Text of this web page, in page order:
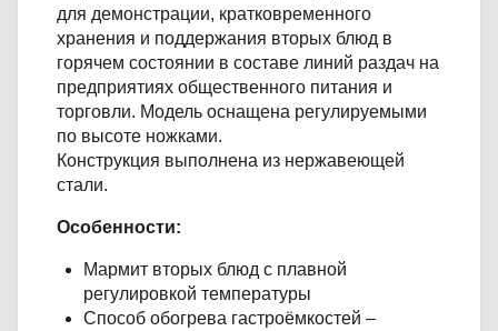
для демонстрации, кратковременного
хранения и поддержания вторых блюд в
горячем состоянии в составе линий раздач на
предприятиях общественного питания и
торговли. Модель оснащена регулируемыми
по высоте ножками.
Конструкция выполнена из нержавеющей
стали.
Особенности:
Мармит вторых блюд с плавной
регулировкой температуры
Способ обогрева гастроёмкостей –